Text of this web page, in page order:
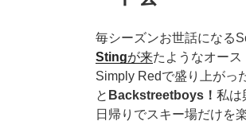
毎シーズンお世話になる
Stingが来たようなオース
Simply Redで盛り上がっ
と Backstreetboys！ 私は
日帰りでスキー場だけを